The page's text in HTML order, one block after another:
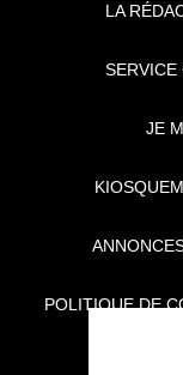
LA
SERVICE
JE
POLITIQUE DE